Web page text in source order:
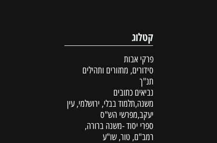
קטלוג
פרקי אבות
סידורים, מחזורים ותהילים
תנ"ך
נביאים כתובים
משנה,תלמוד בבלי, ירושלמי, עין
יעקב,מפרשי הש"ס
ספרי יסוד -משנה ברורה,
רמב"ם, טור, שו"ע